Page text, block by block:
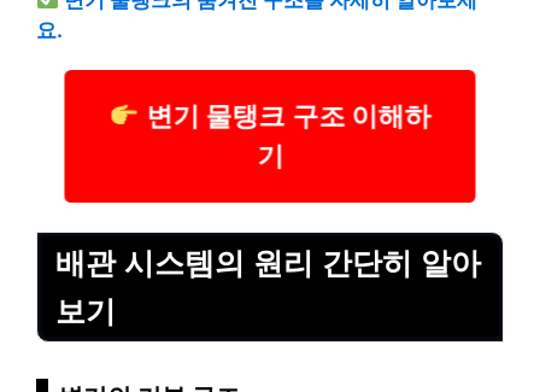
요.
변기 물탱크 구조 이해하
기
배관 시스템의 원리 간단히 알아
보기